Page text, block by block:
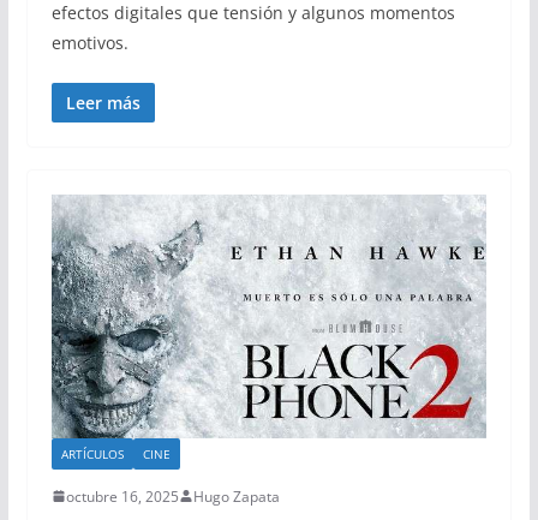
efectos digitales que tensión y algunos momentos
emotivos.
Leer más
ARTÍCULOS CINE
octubre 16, 2025 Hugo Zapata